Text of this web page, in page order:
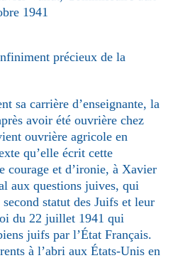
1941
précieux de la
sa carrière d’enseignante, la
avoir été ouvrière chez
ouvrière agricole en
qu’elle écrit cette
courage et d’ironie, à Xavier
aux questions juives, qui
statut des Juifs et leur
du 22 juillet 1941 qui
juifs par l’État Français.
à l’abri aux États-Unis en